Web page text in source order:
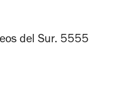
del Sur. 5555